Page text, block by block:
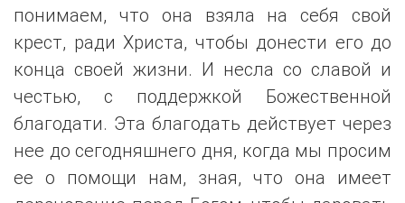
понимаем, что она взяла на себя свой
крест, ради Христа, чтобы донести его до
конца своей жизни. И несла со славой и
честью, с поддержкой Божественной
благодати. Эта благодать действует через
нее до сегодняшнего дня, когда мы просим
ее о помощи нам, зная, что она имеет